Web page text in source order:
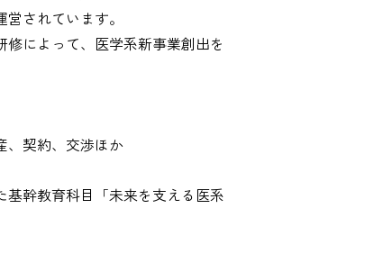
されています。
によって、医学系新事業創出を
、契約、交渉ほか
幹教育科目「未来を支える医系